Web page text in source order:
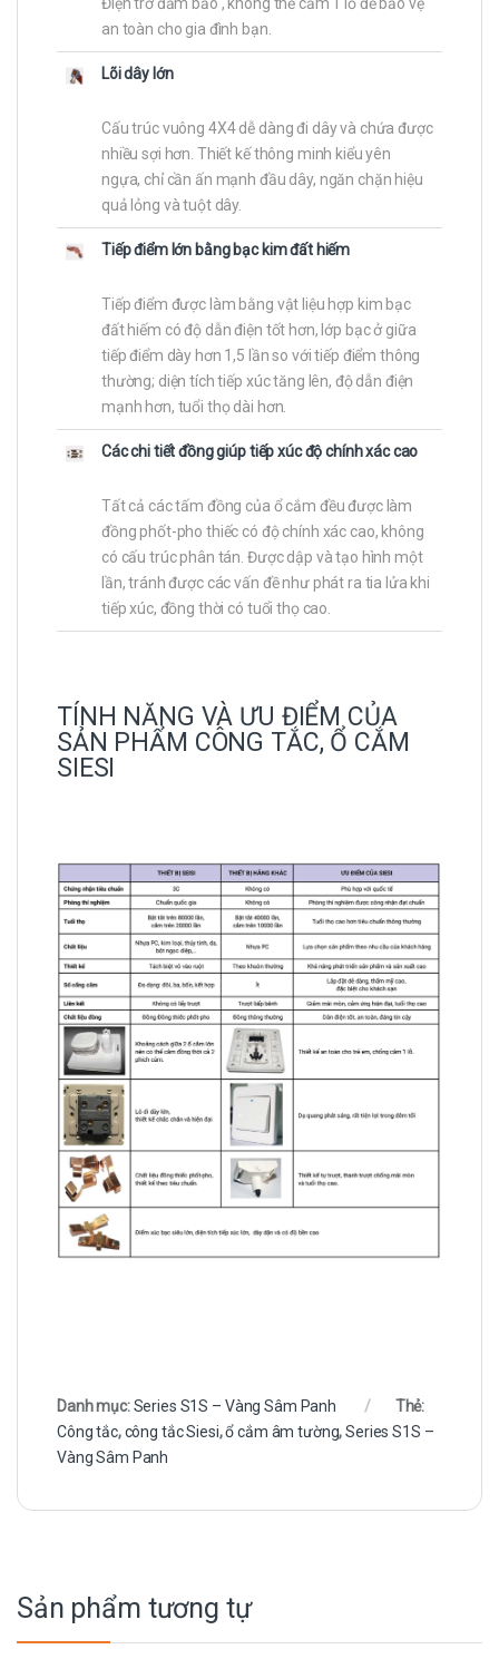
an toàn cho gia đình bạn.
Lõi dây lớn
Cấu trúc vuông 4X4 dễ dàng đi dây và chứa được
nhiều sợi hơn. Thiết kế thông minh kiểu yên
ngựa, chỉ cần ấn mạnh đầu dây, ngăn chặn hiệu
quả lỏng và tuột dây.
Tiếp điểm lớn bằng bạc kim đất hiếm
Tiếp điểm được làm bằng vật liệu hợp kim bạc
đất hiếm có độ dẫn điện tốt hơn, lớp bạc ở giữa
tiếp điểm dày hơn 1,5 lần so với tiếp điểm thông
thường; diện tích tiếp xúc tăng lên, độ dẫn điện
mạnh hơn, tuổi thọ dài hơn.
Các chi tiết đồng giúp tiếp xúc độ chính xác cao
Tất cả các tấm đồng của ổ cắm đều được làm
đồng phốt-pho thiếc có độ chính xác cao, không
có cấu trúc phân tán. Được dập và tạo hình một
lần, tránh được các vấn đề như phát ra tia lửa khi
tiếp xúc, đồng thời có tuổi thọ cao.
TÍNH NĂNG VÀ ƯU ĐIỂM CỦA
SẢN PHẨM CÔNG TẮC, Ổ CẮM
SIESI
Danh mục:Series S1S – Vàng Sâm Panh
Thẻ:
Công tắc,công tắc Siesi,ổ cắm âm tường,Series S1S –
Vàng Sâm Panh
Sản phẩm tương tự